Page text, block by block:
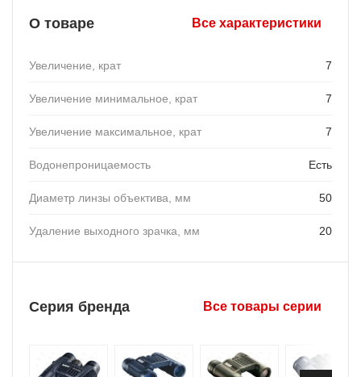
О товаре Все характеристики
Увеличение, крат 7
Увеличение минимальное, крат 7
Увеличение максимальное, крат 7
Водонепроницаемость Есть
Диаметр линзы объектива, мм 50
Удаление выходного зрачка, мм 20
Серия бренда Все товары серии